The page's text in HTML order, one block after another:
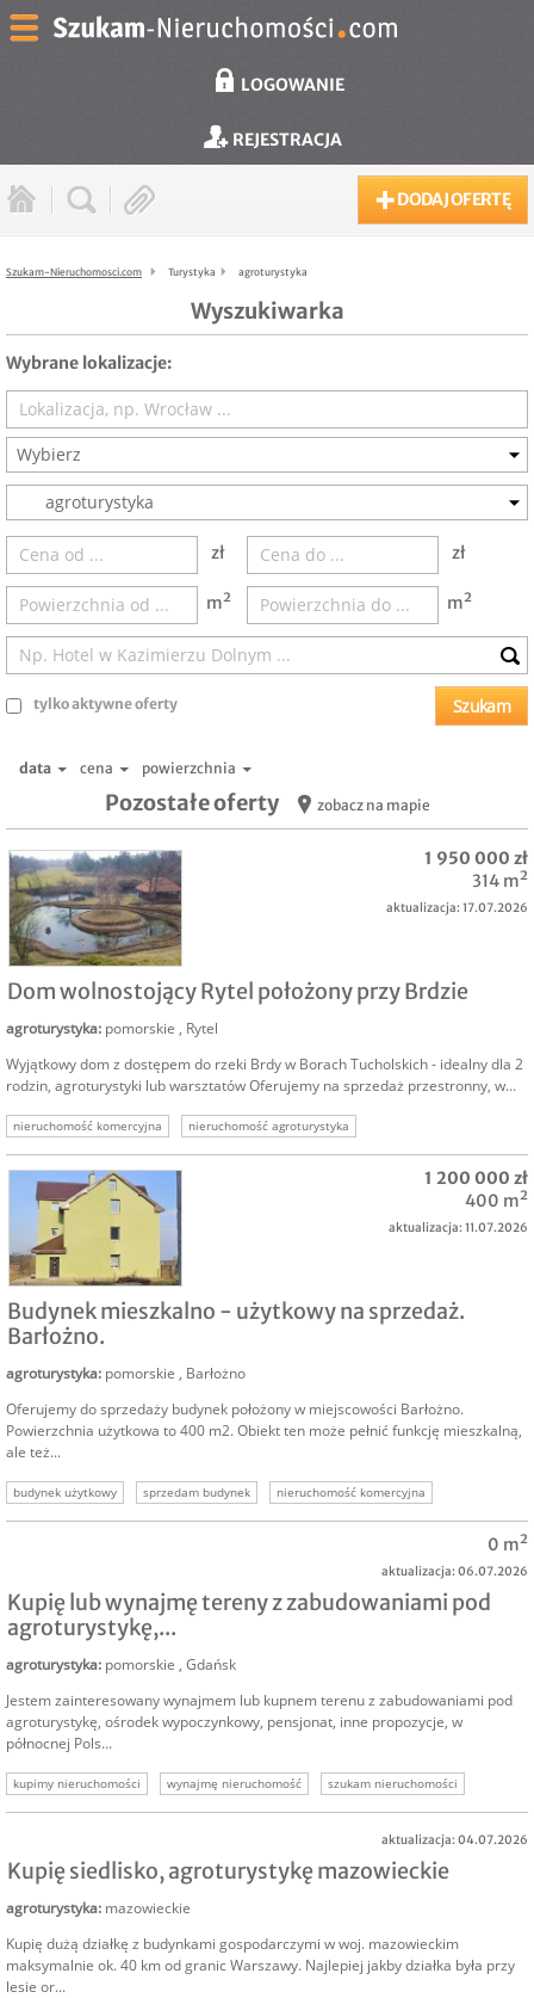
LOGOWANIE
REJESTRACJA
DODAJ OFERTĘ
Szukam-Nieruchomosci.com Turystyka agroturystyka
Wyszukiwarka
Wybrane lokalizacje:
Wybierz
agroturystyka
zł zł
m² m²
tylko aktywne oferty
data cena powierzchnia
Pozostałe oferty zobacz na mapie
Dom wolnostojący Rytel położony przy Brdzie
agroturystyka: pomorskie , Rytel
Wyjątkowy dom z dostępem do rzeki Brdy w Borach Tucholskich - idealny dla 2
rodzin, agroturystyki lub warsztatów Oferujemy na sprzedaż przestronny, w...
nieruchomość komercyjna
nieruchomość agroturystyka
brda nieruchomość turystyka
1 950 000 zł
314 m²
aktualizacja: 17.07.2026
Budynek mieszkalno - użytkowy na sprzedaż.
Barłożno.
agroturystyka: pomorskie , Barłożno
Oferujemy do sprzedaży budynek położony w miejscowości Barłożno.
Powierzchnia użytkowa to 400 m2. Obiekt ten może pełnić funkcję mieszkalną,
ale też...
budynek użytkowy sprzedam budynek nieruchomość komercyjna
1 200 000 zł
400 m²
aktualizacja: 11.07.2026
Kupię lub wynajmę tereny z zabudowaniami pod
agroturystykę,...
agroturystyka: pomorskie , Gdańsk
Jestem zainteresowany wynajmem lub kupnem terenu z zabudowaniami pod
agroturystykę, ośrodek wypoczynkowy, pensjonat, inne propozycje, w
północnej Pols...
kupimy nieruchomości wynajmę nieruchomość
szukam nieruchomości
kupię nieruchomość komercyjną
kupię teren komercyjny kupimy tereny
0 m²
aktualizacja: 06.07.2026
Kupię siedlisko, agroturystykę mazowieckie
agroturystyka: mazowieckie
Kupię dużą działkę z budynkami gospodarczymi w woj. mazowieckim
maksymalnie ok. 40 km od granic Warszawy. Najlepiej jakby działka była przy
lesie or...
aktualizacja: 04.07.2026